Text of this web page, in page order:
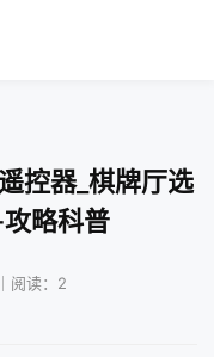
控器_棋牌厅选
略科普
阅读：2